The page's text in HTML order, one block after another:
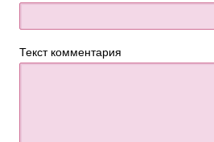
Текст комментария